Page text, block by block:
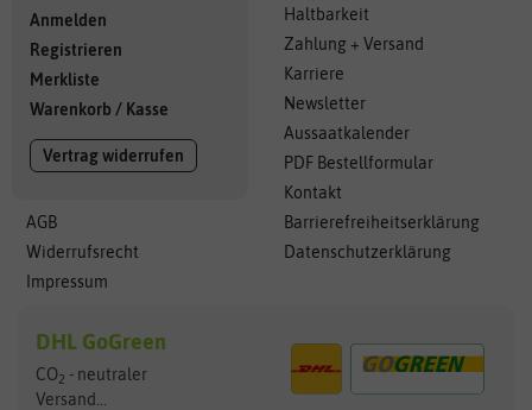
Anmelden
Registrieren
Merkliste
Warenkorb / Kasse
Vertrag widerrufen
AGB
Widerrufsrecht
Impressum
Haltbarkeit
Zahlung + Versand
Karriere
Newsletter
Aussaatkalender
PDF Bestellformular
Kontakt
Barrierefreiheitserklärung
Datenschutzerklärung
DHL GoGreen
CO2 - neutraler
Versand...